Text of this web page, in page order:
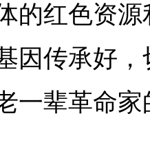
的红色资
因传承好
一辈革命